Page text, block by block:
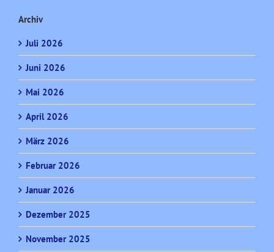
Archiv
Juli 2026
Juni 2026
Mai 2026
April 2026
März 2026
Februar 2026
Januar 2026
Dezember 2025
November 2025